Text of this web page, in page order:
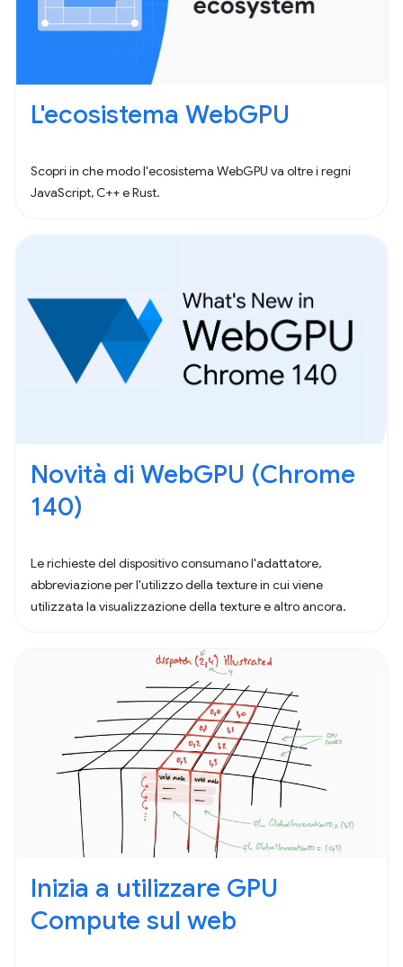
L'ecosistema WebGPU
Scopri in che modo l'ecosistema WebGPU va oltre i regni
JavaScript, C++ e Rust.
Novità di WebGPU (Chrome
140)
Le richieste del dispositivo consumano l'adattatore,
abbreviazione per l'utilizzo della texture in cui viene
utilizzata la visualizzazione della texture e altro ancora.
Inizia a utilizzare GPU
Compute sul web